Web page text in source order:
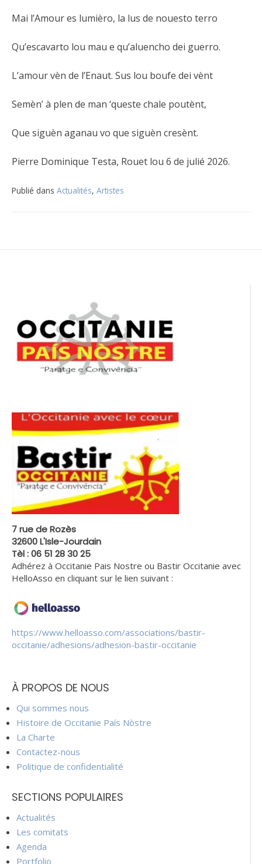
Mai l’Amour es lumièro, la lus de nouesto terro
Qu’escavarto lou mau e qu’aluencho dei guerro.
L’amour vèn de l’Enaut. Sus lou boufe dei vènt
Semèn’ à plen de man ‘queste chale poutènt,
Que siguèn aganau vo que siguèn cresènt.
Pierre Dominique Testa, Rouet lou 6 de julié 2026.
Publié dans Actualités, Artistes
7 rue de Rozès
32600 L'Isle-Jourdain
Tèl : 06 51 28 30 25
Adhérez à Occitanie Pais Nostre ou Bastir Occitanie avec
HelloAsso en cliquant sur le lien suivant :
https://www.helloasso.com/associations/bastir-
occitanie/adhesions/adhesion-bastir-occitanie
À PROPOS DE NOUS
Qui sommes nous
Histoire de Occitanie País Nòstre
La Charte
Contactez-nous
Politique de confidentialité
SECTIONS POPULAIRES
Actualités
Les comitats
Agenda
Portfolio